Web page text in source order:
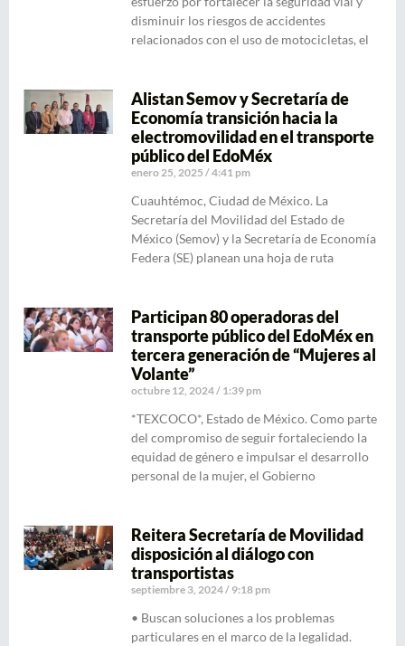
disminuir los riesgos de accidentes
relacionados con el uso de motocicletas, el
Alistan Semov y Secretaría de
Economía transición hacia la
electromovilidad en el transporte
público del EdoMéx
enero 25, 2025 4:41 pm
Cuauhtémoc, Ciudad de México. La
Secretaría del Movilidad del Estado de
México (Semov) y la Secretaría de Economía
Federa (SE) planean una hoja de ruta
Participan 80 operadoras del
transporte público del EdoMéx en
tercera generación de “Mujeres al
Volante”
octubre 12, 2024 1:39 pm
*TEXCOCO*, Estado de México. Como parte
del compromiso de seguir fortaleciendo la
equidad de género e impulsar el desarrollo
personal de la mujer, el Gobierno
Reitera Secretaría de Movilidad
disposición al diálogo con
transportistas
septiembre 3, 2024 9:18 pm
• Buscan soluciones a los problemas
particulares en el marco de la legalidad.